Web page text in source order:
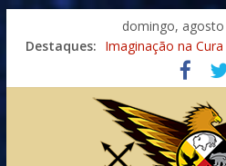
domingo, agosto
Destaques: Imaginação na Cura
Meditando nas
Autosuficiência: A
Xamanismo Universal
Totens – Caminho